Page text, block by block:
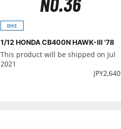
BIKE
1/12 HONDA CB400N HAWK-Ⅲ '78
This product will be shipped on Jul
2021
JPY2,640